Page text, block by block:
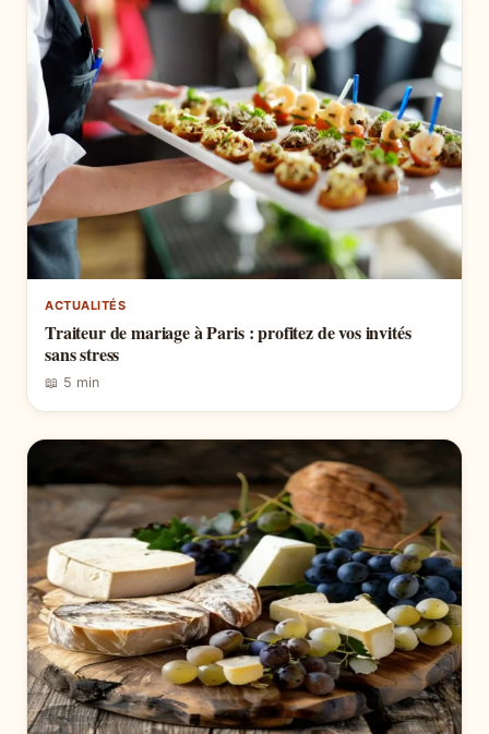
ACTUALITÉS
Traiteur de mariage à Paris : profitez de vos invités
sans stress
📖 5 min